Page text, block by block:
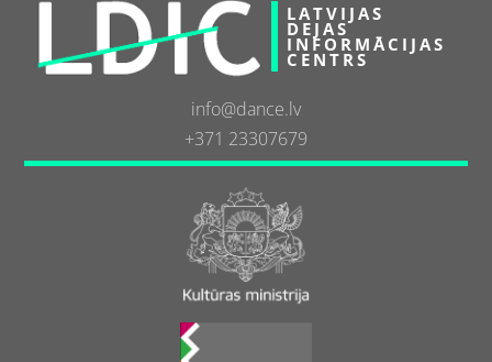
LATVIJAS
DEJAS
INFORMĀCIJAS
CENTRS
info@dance.lv
+371 23307679